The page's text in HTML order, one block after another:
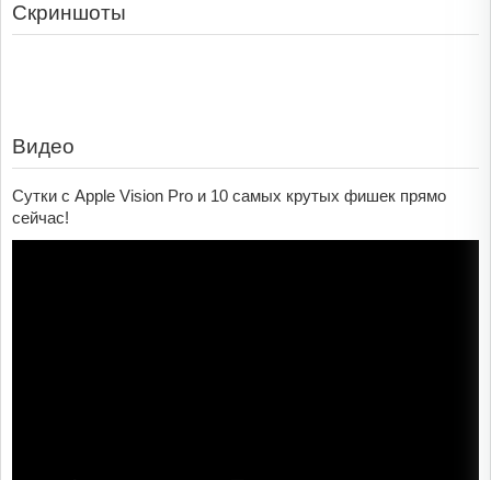
Скриншоты
Видео
Сутки с Apple Vision Pro и 10 самых крутых фишек прямо
сейчас!